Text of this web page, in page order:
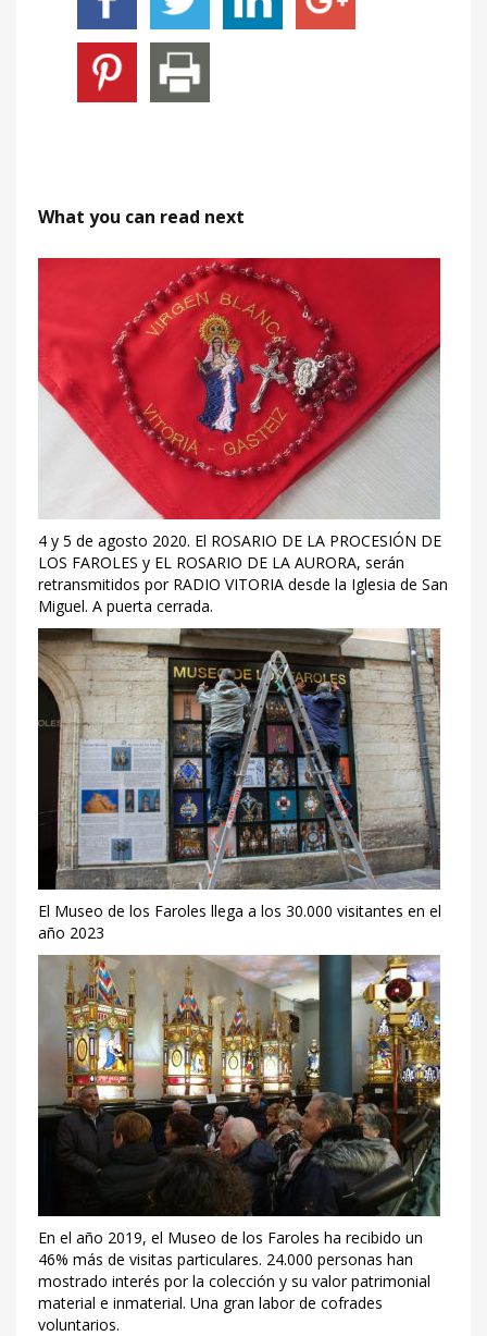
What you can read next
4 y 5 de agosto 2020. El ROSARIO DE LA PROCESIÓN DE
LOS FAROLES y EL ROSARIO DE LA AURORA, serán
retransmitidos por RADIO VITORIA desde la Iglesia de San
Miguel. A puerta cerrada.
El Museo de los Faroles llega a los 30.000 visitantes en el
año 2023
En el año 2019, el Museo de los Faroles ha recibido un
46% más de visitas particulares. 24.000 personas han
mostrado interés por la colección y su valor patrimonial
material e inmaterial. Una gran labor de cofrades
voluntarios.